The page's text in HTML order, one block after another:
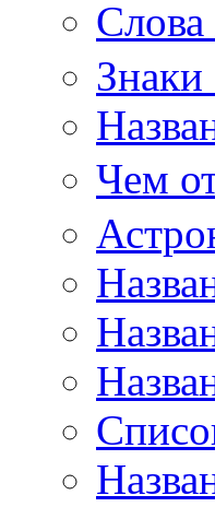
Слова
Знаки
Чем